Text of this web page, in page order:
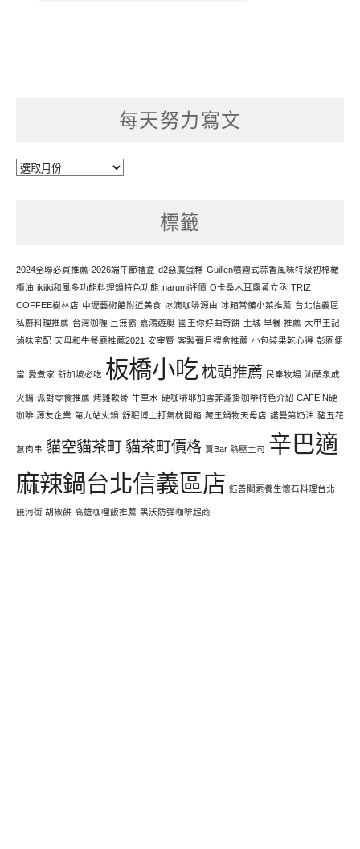
每天努力寫文
每
標籤
2024全聯必買推薦 2026端午節禮盒 d2惡魔蛋糕 Guillen噴霧式蒜香風味特級初榨橄
欖油 ikiiki和風多功能料理鍋特色功能 narumi評價 O卡桑木耳露黃立丞 TRIZ
COFFEE樹林店 中壢藝術館附近美食 冰滴咖啡源由 冰箱常備小菜推薦 台北信義區
私廚料理推薦 台灣咖喱 巨無霸 嘉鴻遊艇 國王你好曲奇餅 土城 早餐 推薦 大甲王記
滷味宅配 天母和牛餐廳推薦2021 安宰賢 客製彌月禮盒推薦 小包裝果乾心得 彭園便
當 愛煮家 新加坡必吃 板橋小吃枕頭推薦 民奉牧場 汕頭泉成
火鍋 派對零食推薦 烤雞軟骨 牛車水 硬咖啡耶加雪菲濾掛咖啡特色介紹 CAFEIN硬
咖啡 源友企業 第九站火鍋 舒眠博士打氣枕開箱 藏王鍋物天母店 諾曼第奶油 豬五花
蔥肉串 貓空貓茶町貓茶町價格 賈Bar 熱壓土司 辛巴適
麻辣鍋台北信義區店 鈺善閣素養生懷石料理台北
饒河街 胡椒餅 高雄咖哩飯推薦 黑沃防彈咖啡超商